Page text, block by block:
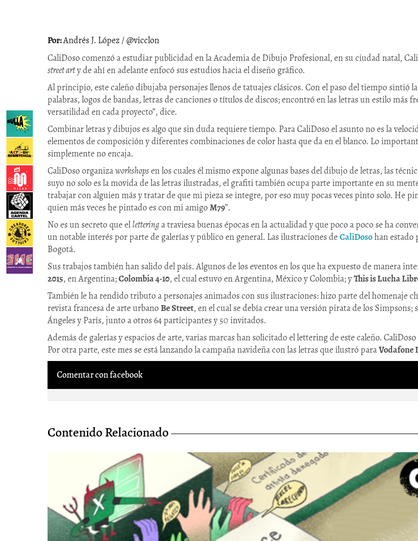
COMPARTIR
ARTICULO
EN:
Andrés J. López / @vicclon
CaliDoso comenzó a estudiar publicidad en la Academia de Dibujo Profesional, en su ciudad natal,
street arty de ahí en adelante enfocó sus estudios hacia el diseño gráfico.
Al principio, este caleño dibujaba personajes llenos de tatuajes clásicos. Con el paso del tiempo
palabras, logos de bandas, letras de canciones o títulos de discos; encontró en las letras un estilo más
versatilidad en cada proyecto”, dice.
Combinar letras y dibujos es algo que sin duda requiere tiempo. Para CaliDoso el asunto no es la
elementos de composición y diferentes combinaciones de color hasta que da en el blanco. Lo
simplemente no encaja.
CaliDoso organizaworkshopsen los cuales él mismo expone algunas bases del dibujo de letras, las
suyo no solo es la movida de las letras ilustradas, el grafiti también ocupa parte importante en su
trabajar con alguien más y tratar de que mi pieza se integre, por eso muy pocas veces pinto solo. He
quien más veces he pintado es con mi amigoM79”.
No es un secreto que el letteringa traviesa buenas épocas en la actualidad y que poco a poco se ha
un notable interés por parte de galerías y público en general. Las ilustraciones deCaliDosohan estado
Bogotá.
Sus trabajos también han salido del país. Algunos de los eventos en los que ha expuesto de manera
2015, en Argentina;Colombia 4-10, el cual estuvo en Argentina, México y Colombia; yThis is Lucha
También le ha rendido tributo a personajes animados con sus ilustraciones: hizo parte del homenaje
revista francesa de arte urbanoBe Street, en el cual se debía crear una versión pirata de los
Ángeles y París, junto a otros 64 participantes y 50 invitados.
Además de galerías y espacios de arte, varias marcas han solicitado el lettering de este caleño.
Por otra parte, este mes se está lanzando la campaña navideña con las letras que ilustró paraVodafone
Comentar con facebook
Contenido Relacionado